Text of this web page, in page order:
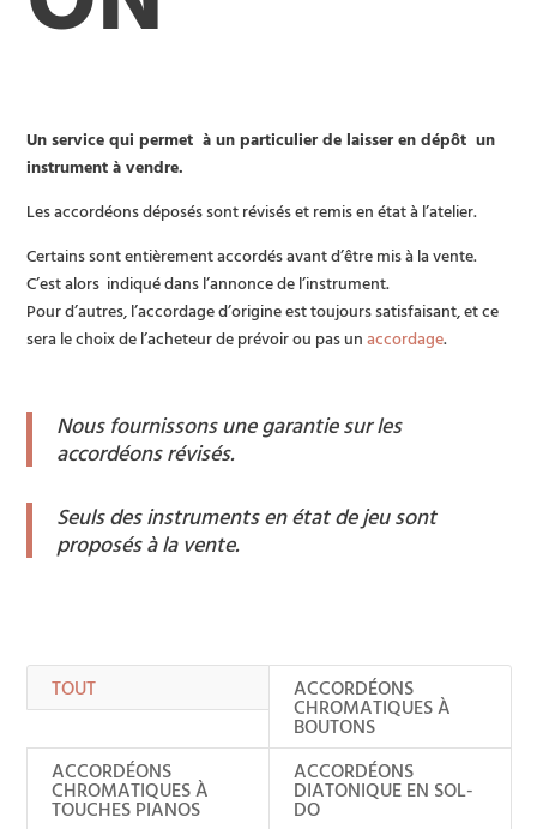
Un service qui permet à un particulier de laisser en dépôt un
instrument à vendre.
Les accordéons déposés sont révisés et remis en état à l’atelier.
Certains sont entièrement accordés avant d’être mis à la vente.
C’est alors indiqué dans l’annonce de l’instrument.
Pour d’autres, l’accordage d’origine est toujours satisfaisant, et ce
sera le choix de l’acheteur de prévoir ou pas unaccordage.
Nous fournissons une garantie sur les
accordéons révisés.
Seuls des instruments en état de jeu sont
proposés à la vente.
TOUT ACCORDÉONS
CHROMATIQUES À
BOUTONS
ACCORDÉONS
CHROMATIQUES À
TOUCHES PIANOS
ACCORDÉONS
DIATONIQUE EN SOL-
DO